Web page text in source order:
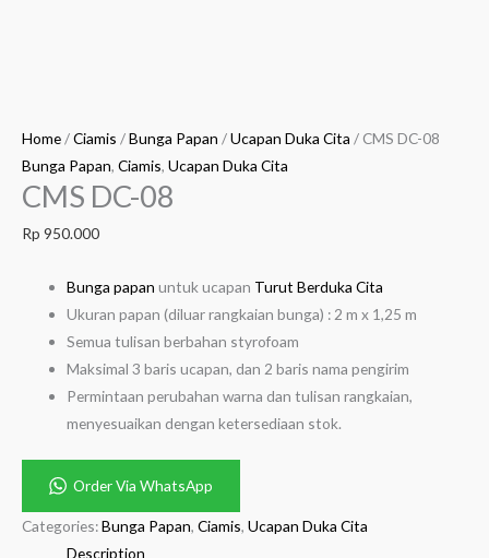
Home/Ciamis /Bunga Papan /Ucapan Duka Cita / CMS DC-08
Bunga Papan, Ciamis, Ucapan Duka Cita
CMS DC-08
Rp 950.000
Bunga papan untuk ucapan Turut Berduka Cita
Ukuran papan (diluar rangkaian bunga) : 2 m x 1,25 m
Semua tulisan berbahan styrofoam
Maksimal 3 baris ucapan, dan 2 baris nama pengirim
Permintaan perubahan warna dan tulisan rangkaian,
menyesuaikan dengan ketersediaan stok.
Order Via WhatsApp
Categories:Bunga Papan, Ciamis, Ucapan Duka Cita
Description